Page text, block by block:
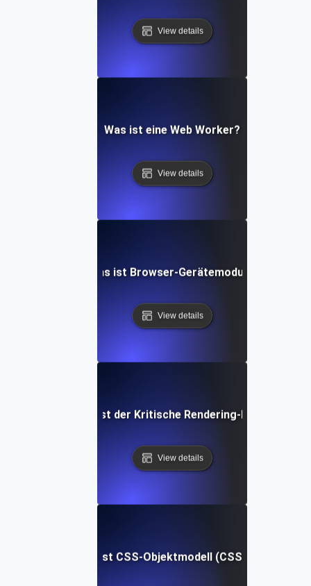
View details
Was ist eine Web Worker?
View details
Was ist Browser-Gerätemodus?
View details
Was ist der Kritische Rendering-Pfad?
View details
Was ist CSS-Objektmodell (CSSOM)?